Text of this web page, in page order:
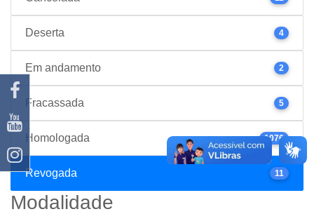
Deserta 4
Em andamento 2
Fracassada 5
Homologada 1076
Revogada 11
Modalidade